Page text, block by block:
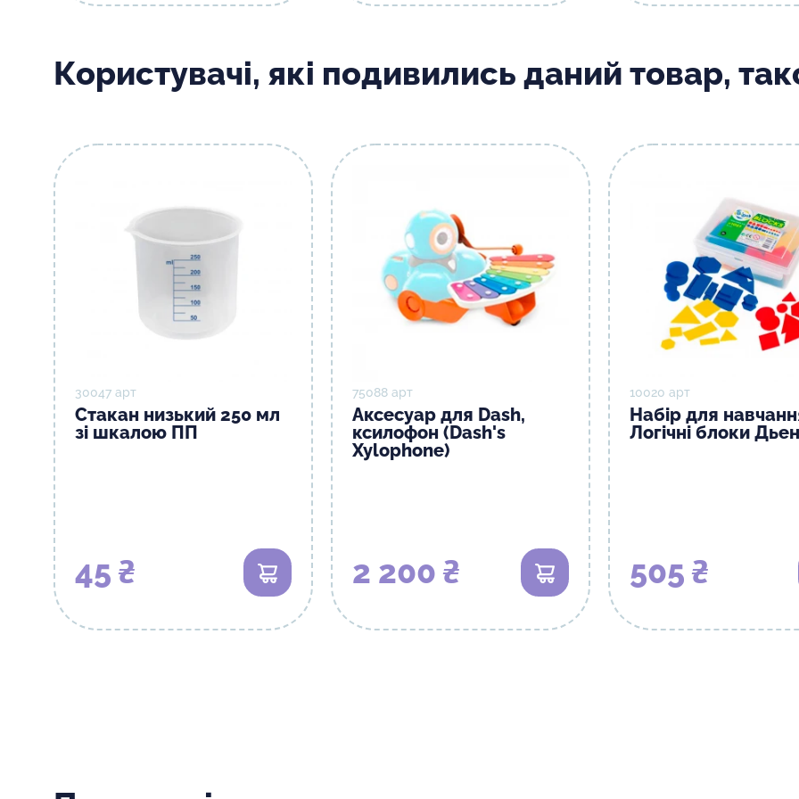
Користувачі, які подивились даний товар,
30047 арт
Стакан низький 250 мл
зі шкалою ПП
45 ₴ В кошик
75088 арт
Аксесуар для Dash,
ксилофон (Dash's
Xylophone)
2 200 ₴ В кошик
10020 арт
Набір для
Логічні блоки
505 ₴